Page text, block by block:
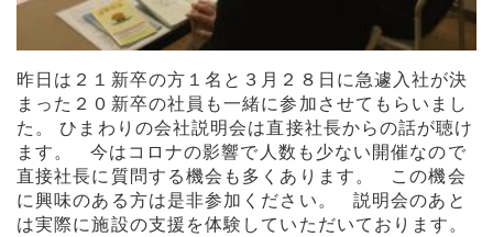
昨日は２１新卒の方１名と３月２８日に急遽入社が決
まった２０新卒の社員も一緒に参加させてもらいまし
た。 ひまわりの会社説明会は直接社長からの話が聴け
ます。 今はコロナの影響で人数も少ない開催なので
直接社長に質問する機会も多くあります。 この機会
に興味のある方は是非参加ください。 説明会のあと
は実際に施設の支援を体験していただいております。